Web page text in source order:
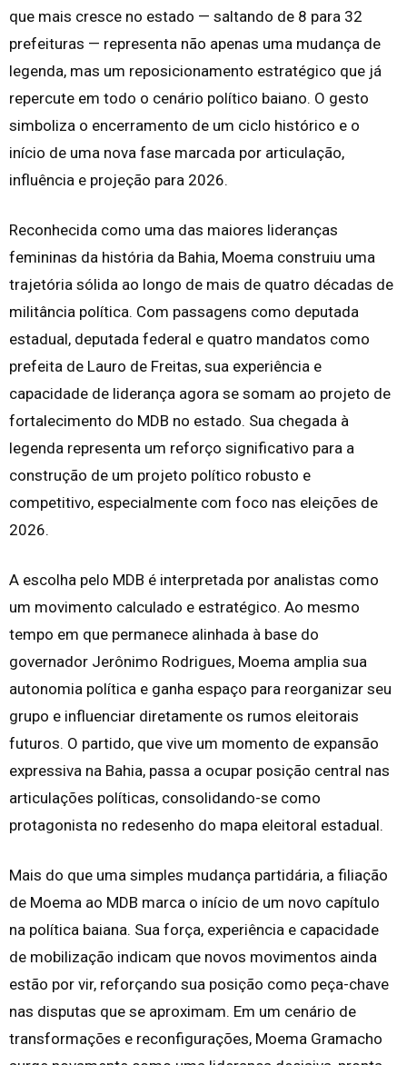
que mais cresce no estado — saltando de 8 para 32
prefeituras — representa não apenas uma mudança de
legenda, mas um reposicionamento estratégico que já
repercute em todo o cenário político baiano. O gesto
simboliza o encerramento de um ciclo histórico e o
início de uma nova fase marcada por articulação,
influência e projeção para 2026.
Reconhecida como uma das maiores lideranças
femininas da história da Bahia, Moema construiu uma
trajetória sólida ao longo de mais de quatro décadas de
militância política. Com passagens como deputada
estadual, deputada federal e quatro mandatos como
prefeita de Lauro de Freitas, sua experiência e
capacidade de liderança agora se somam ao projeto de
fortalecimento do MDB no estado. Sua chegada à
legenda representa um reforço significativo para a
construção de um projeto político robusto e
competitivo, especialmente com foco nas eleições de
2026.
A escolha pelo MDB é interpretada por analistas como
um movimento calculado e estratégico. Ao mesmo
tempo em que permanece alinhada à base do
governador Jerônimo Rodrigues, Moema amplia sua
autonomia política e ganha espaço para reorganizar seu
grupo e influenciar diretamente os rumos eleitorais
futuros. O partido, que vive um momento de expansão
expressiva na Bahia, passa a ocupar posição central nas
articulações políticas, consolidando-se como
protagonista no redesenho do mapa eleitoral estadual.
Mais do que uma simples mudança partidária, a filiação
de Moema ao MDB marca o início de um novo capítulo
na política baiana. Sua força, experiência e capacidade
de mobilização indicam que novos movimentos ainda
estão por vir, reforçando sua posição como peça-chave
nas disputas que se aproximam. Em um cenário de
transformações e reconfigurações, Moema Gramacho